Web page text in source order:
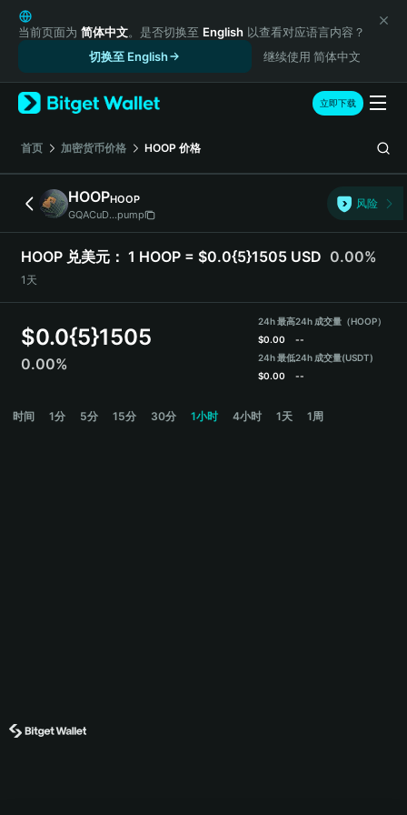
English
日本語
Русский
Español (Latinoamérica)
Türkçe
Italiano
Deutsch
简体中文
繁體中文
Português (Portugal)
Bahasa Indonesia
Español
当前页面为 简体中文。是否切换至 English 以查看对应语言内容？
切换至 English
继续使用 简体中文
立即下载
首页 加密货币价格 HOOP 价格
HOOPHOOP
GQACuD...pump
风险
HOOP 兑美元： 1 HOOP = $0.0{5}1505 USD 0.00%
1天
$0.0{5}1505
0.00%
24h 最高
$0.00
24h 最低
$0.00
24h 成交量（HOOP）
--
24h 成交量(USDT)
--
时间 1分 5分 15分 30分 1小时 4小时 1天 1周